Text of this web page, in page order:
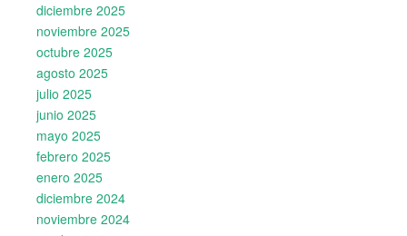
diciembre 2025
noviembre 2025
octubre 2025
agosto 2025
julio 2025
junio 2025
mayo 2025
febrero 2025
enero 2025
diciembre 2024
noviembre 2024